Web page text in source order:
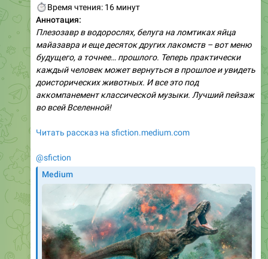
Время чтения: 16 минут
Аннотация:
Плезозавр в водорослях, белуга на ломтиках яйца
майазавра и еще десяток других лакомств – вот меню
будущего, а точнее… прошлого. Теперь практически
каждый человек может вернуться в прошлое и увидеть
доисторических животных. И все это под
аккомпанемент классической музыки. Лучший пейзаж
во всей Вселенной!
Читать рассказ на sfiction.medium.com
@sfiction
Medium